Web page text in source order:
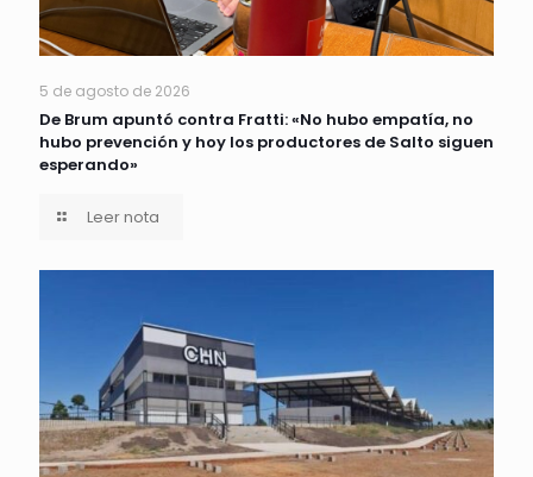
5 de agosto de 2026
De Brum apuntó contra Fratti: «No hubo empatía, no
hubo prevención y hoy los productores de Salto siguen
esperando»
Leer nota